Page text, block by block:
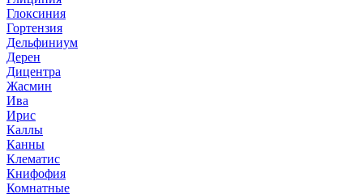
Глоксиния
Гортензия
Дельфиниум
Дерен
Дицентра
Жасмин
Ива
Ирис
Каллы
Канны
Клематис
Книфофия
Комнатные